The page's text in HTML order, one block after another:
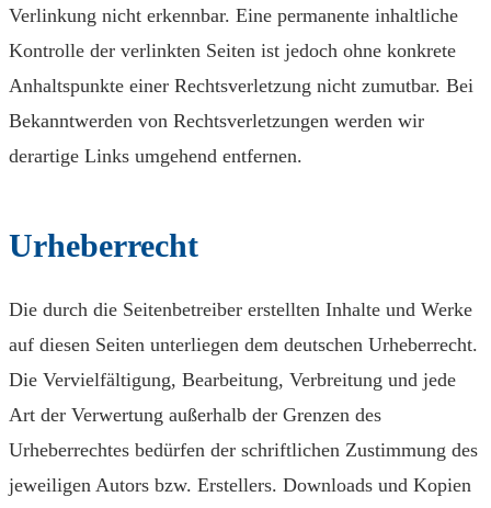
Verlinkung nicht erkennbar. Eine permanente inhaltliche
Kontrolle der verlinkten Seiten ist jedoch ohne konkrete
Anhaltspunkte einer Rechtsverletzung nicht zumutbar. Bei
Bekanntwerden von Rechtsverletzungen werden wir
derartige Links umgehend entfernen.
Urheberrecht
Die durch die Seitenbetreiber erstellten Inhalte und Werke
auf diesen Seiten unterliegen dem deutschen Urheberrecht.
Die Vervielfältigung, Bearbeitung, Verbreitung und jede
Art der Verwertung außerhalb der Grenzen des
Urheberrechtes bedürfen der schriftlichen Zustimmung des
jeweiligen Autors bzw. Erstellers. Downloads und Kopien